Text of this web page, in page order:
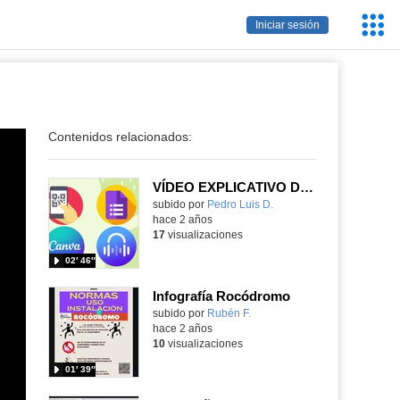
Iniciar sesión
Contenidos relacionados:
VÍDEO EXPLICATIVO DE LA INFOGRAFÍA INNOVACIÓN EDUCATIVA
Contenido educativo.
subido por Pedro Luis D.
02′ 46″
hace 2 años
17visualizaciones
Infografía Rocódromo
Contenido educativo.
subido por Rubén F.
01′ 39″
hace 2 años
10visualizaciones